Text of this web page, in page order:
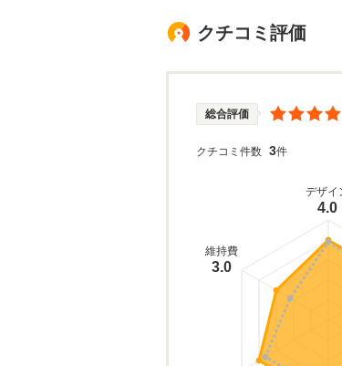
クチコミ評価
総合評価
クチコミ件数 3件
デザイ
4.0
維持費
3.0